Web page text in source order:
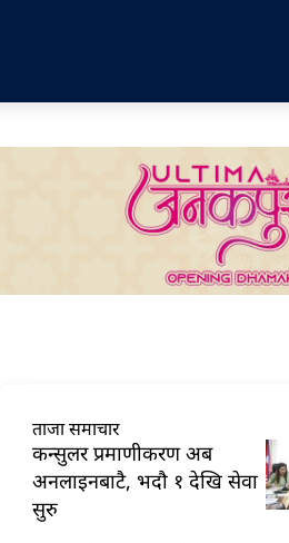
ताजा समाचार
कन्सुलर प्रमाणीकरण अब
अनलाइनबाटै, भदौ १ देखि सेवा
सुरु